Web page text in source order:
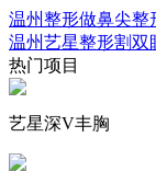
温州整形做鼻尖整
温州艺星整形割双
热门项目
艺星深V丰胸